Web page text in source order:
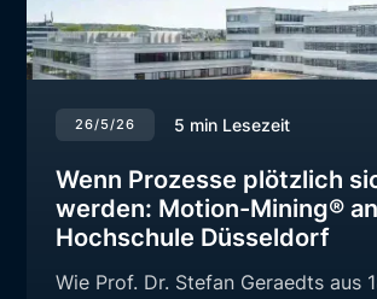
26/5/26 5 min Lesezeit
Wenn Prozesse plötzlich
werden: Motion-Mining®
Hochschule Düsseldorf
Wie Prof. Dr. Stefan Geraedts aus